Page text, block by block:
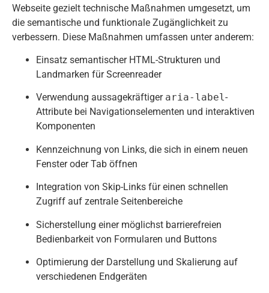
Webseite gezielt technische Maßnahmen umgesetzt, um
die semantische und funktionale Zugänglichkeit zu
verbessern. Diese Maßnahmen umfassen unter anderem:
Einsatz semantischer HTML-Strukturen und
Landmarken für Screenreader
Verwendung aussagekräftiger aria-label-
Attribute bei Navigationselementen und interaktiven
Komponenten
Kennzeichnung von Links, die sich in einem neuen
Fenster oder Tab öffnen
Integration von Skip-Links für einen schnellen
Zugriff auf zentrale Seitenbereiche
Sicherstellung einer möglichst barrierefreien
Bedienbarkeit von Formularen und Buttons
Optimierung der Darstellung und Skalierung auf
verschiedenen Endgeräten